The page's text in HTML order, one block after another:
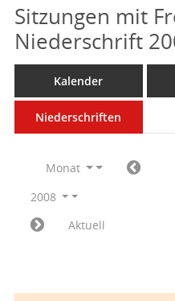
Sitzungen mit
Niederschrift
Kalender
Niederschriften
Monat
2008
Aktuell